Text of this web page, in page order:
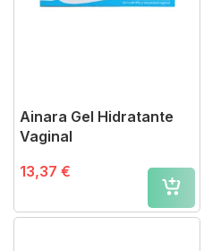
Ainara Gel Hidratante
Vaginal
13,37 €